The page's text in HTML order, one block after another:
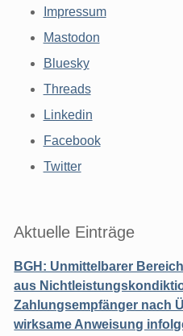
Impressum
Mastodon
Bluesky
Threads
Linkedin
Facebook
Twitter
Aktuelle Einträge
BGH: Unmittelbarer
aus
Zahlungsempfänger nach
wirksame Anweisung